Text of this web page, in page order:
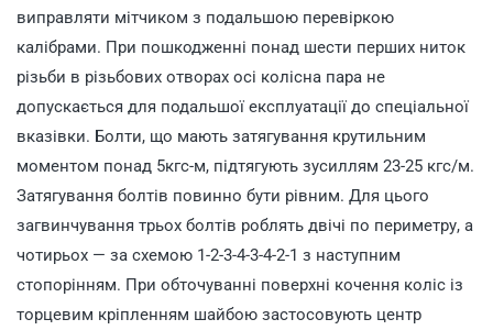
виправляти мітчиком з подальшою перевіркою
калібрами. При пошкодженні понад шести перших ниток
різьби в різьбових отворах осі колісна пара не
допускається для подальшої експлуатації до спеціальної
вказівки. Болти, що мають затягування крутильним
моментом понад 5кгс-м, підтягують зусиллям 23-25 кгс/м.
Затягування болтів повинно бути рівним. Для цього
загвинчування трьох болтів роблять двічі по периметру, а
чотирьох — за схемою 1-2-3-4-3-4-2-1 з наступним
стопорінням. При обточуванні поверхні кочення коліс із
торцевим кріпленням шайбою застосовують центр